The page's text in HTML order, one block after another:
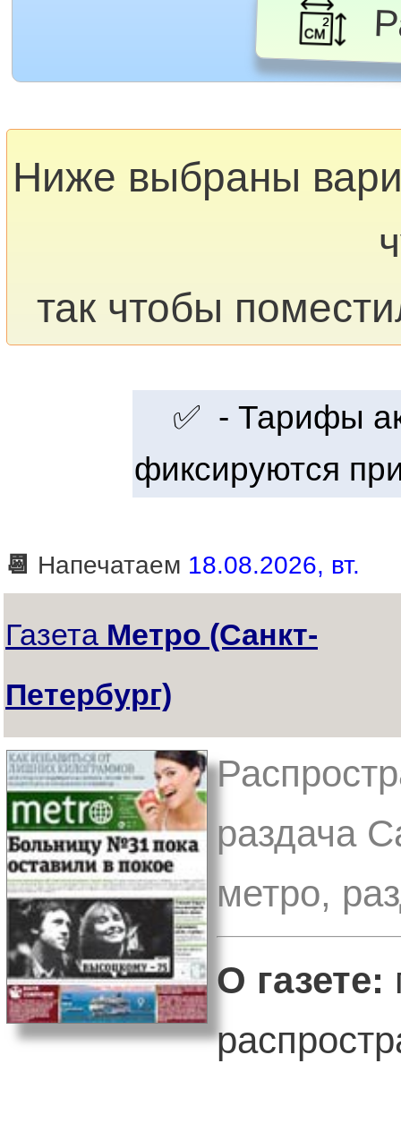
Ниже выбраны
так чтобы
✅ - Тарифы
фиксируются
📆 Напечатаем 18.08.2026, вт.
Газета Метро (Санкт-
Петербург)
раздача
метро,
О газете: